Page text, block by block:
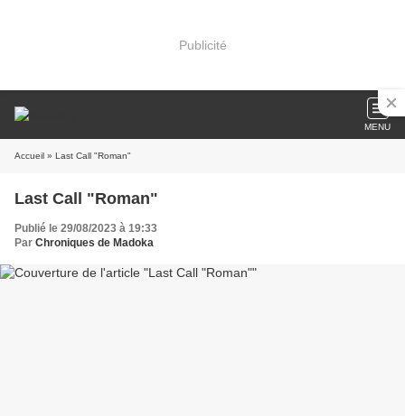
Publicité
MENU
Accueil » Last Call "Roman"
Last Call "Roman"
Publié le 29/08/2023 à 19:33
Par Chroniques de Madoka